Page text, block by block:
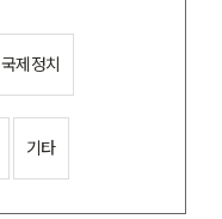
국제정치
기타